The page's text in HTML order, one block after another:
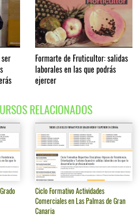
Formarte de Fruticultor: salidas
laborales en las que podrás
ejercer
RELACIONADOS
Ciclo Formativo Actividades
Comerciales en Las Palmas de Gran
Canaria